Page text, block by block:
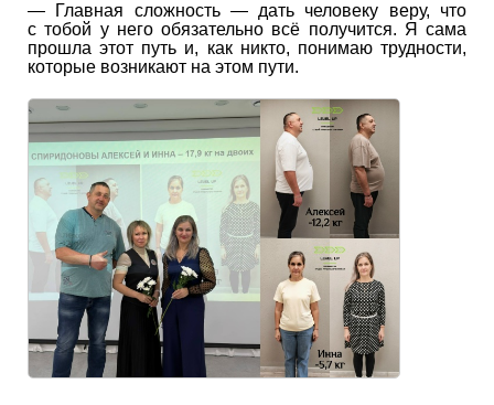
— Главная сложность — дать человеку веру, что
с тобой у него обязательно всё получится. Я сама
прошла этот путь и, как никто, понимаю трудности,
которые возникают на этом пути.